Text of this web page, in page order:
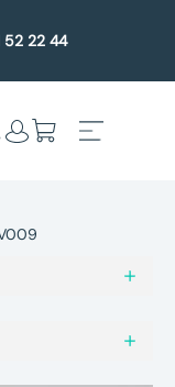
52 22 44
undermeny